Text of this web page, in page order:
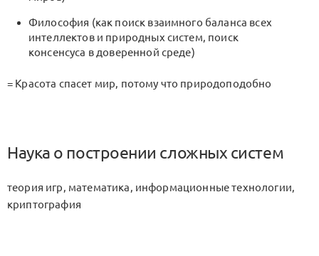
Философия (как поиск взаимного баланса всех
интеллектов и природных систем, поиск
консенсуса в доверенной среде)
= Красота спасет мир, потому что природоподобно
Наука о построении сложных систем
теория игр, математика, информационные технологии,
криптография